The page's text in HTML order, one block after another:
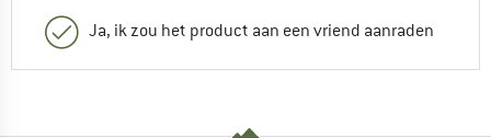
Ja, ik zou het product aan een vriend aanraden